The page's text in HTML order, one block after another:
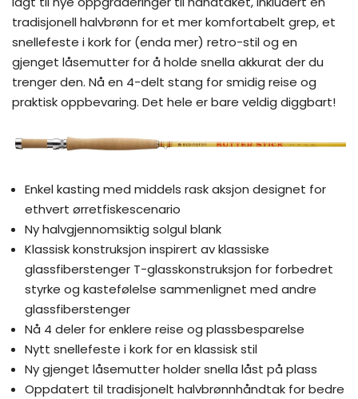
tradisjonell halvbrønn for et mer komfortabelt grep, et
snellefeste i kork for (enda mer) retro-stil og en
gjenget låsemutter for å holde snella akkurat der du
trenger den. Nå en 4-delt stang for smidig reise og
praktisk oppbevaring. Det hele er bare veldig diggbart!
Enkel kasting med middels rask aksjon designet for
ethvert ørretfiskescenario
Ny halvgjennomsiktig solgul blank
Klassisk konstruksjon inspirert av klassiske
glassfiberstenger T-glasskonstruksjon for forbedret
styrke og kastefølelse sammenlignet med andre
glassfiberstenger
Nå 4 deler for enklere reise og plassbesparelse
Nytt snellefeste i kork for en klassisk stil
Ny gjenget låsemutter holder snella låst på plass
Oppdatert til tradisjonelt halvbrønnhåndtak for bedre